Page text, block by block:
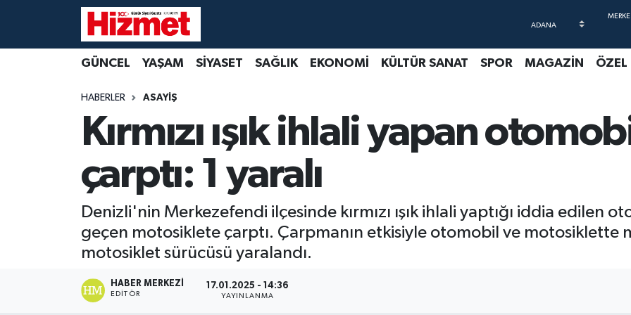
GÜNCEL YAŞAM SİYASET SAĞLIK EKONOMİ KÜLTÜR SANAT SPOR MAGAZİN ÖZEL
HABERLER ASAYİŞ
Kırmızı ışık ihlali yapan
çarptı: 1 yaralı
Denizli'nin Merkezefendi ilçesinde kırmızı ışık ihlali yaptığı iddia edilen
geçen motosiklete çarptı. Çarpmanın etkisiyle otomobil ve motosiklette
motosiklet sürücüsü yaralandı.
HABER MERKEZI
EDITÖR
17.01.2025 - 14:36
YAYINLANMA
EKONOMİ
KÜLTÜR SANAT
MAGAZİN
Denizli Nöbetçi Eczaneler
Denizli Trafik Yoğunluk Haritası
Süper Lig Puan Durumu ve Fikstür
Tüm Manşetler
Son Dakika Haberleri